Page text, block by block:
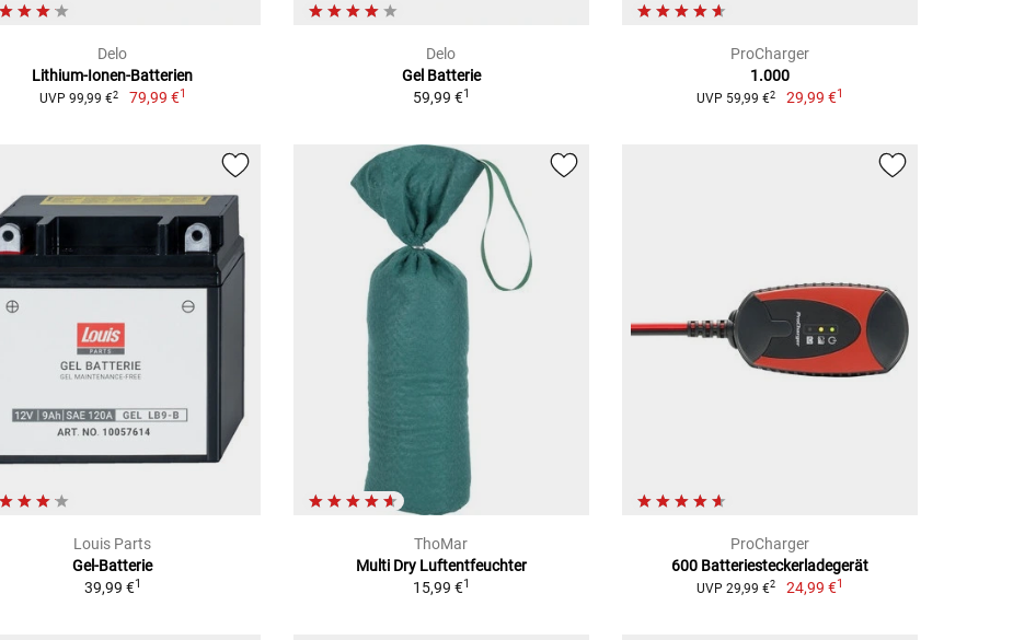
Delo
Lithium-Ionen-Batterien
UVP 99,99 €2 79,99 €1
Delo
Gel Batterie
59,99 €1
ProCharger
1.000
UVP 59,99 €2 29,99 €1
Louis Parts
Gel-Batterie
39,99 €1
ThoMar
Multi Dry Luftentfeuchter
15,99 €1
ProCharger
600 Batteriesteckerladegerät
UVP 29,99 €2 24,99 €1